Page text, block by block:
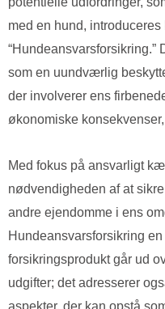
med en hund, introduceres
“Hundeansvarsforsikring.”
som en uundværlig
der involverer ens
økonomiske
Med fokus på ansvarligt
nødvendigheden af at
andre ejendomme i ens
Hundeansvarsforsikring
forsikringsprodukt går ud
udgifter; det adresserer
aspekter, der kan opstå